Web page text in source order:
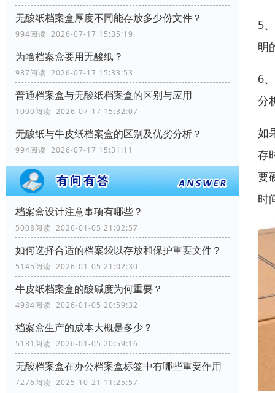
无酸纸档案盒厚度不同能存放多少份文件？
994阅读 2026-07-17 15:35:19
为啥档案盒要用无酸纸？
987阅读 2026-07-17 15:33:53
普通档案盒与无酸纸档案盒的区别与应用
1000阅读 2026-07-17 15:32:07
无酸纸与牛皮纸档案盒的区别及优劣分析？
994阅读 2026-07-17 15:31:11
档案盒设计注意事项有哪些？
5008阅读 2026-01-05 21:02:57
如何选择合适的档案袋以存放和保护重要文件？
5145阅读 2026-01-05 21:02:30
牛皮纸档案盒的酸碱度为何重要？
4984阅读 2026-01-05 20:59:32
档案盒生产的成本大概是多少？
5181阅读 2026-01-05 20:59:16
无酸档案盒在办公档案盒标签中有哪些重要作用
7276阅读 2025-10-21 11:25:57
5
明
6
分
如
存
要
时